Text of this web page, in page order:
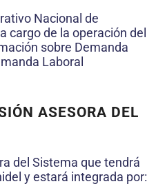
Nacional de
cargo de la operación del
sobre Demanda
Laboral
ASESORA DEL
del Sistema que tendrá
y estará integrada por: